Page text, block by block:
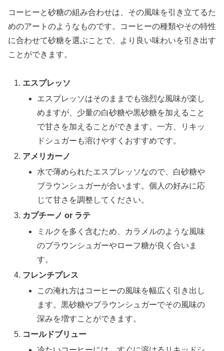
コーヒーと砂糖の組み合わせは、その風味を引き立てるた
めのアートのようなものです。コーヒーの種類やその特性
に合わせて砂糖を選ぶことで、より良い味わいを引き出す
ことができます。
エスプレッソ
エスプレッソはそのままでも強烈な風味が楽し
めますが、少量の白砂糖や黒砂糖を加えること
で甘さを加えることができます。一方、リキッ
ドシュガーも溶けやすくおすすめです。
アメリカーノ
水で薄められたエスプレッソなので、白砂糖や
ブラウンシュガーが合います。個人の好みに応
じて甘さを調整してください。
カプチーノ or ラテ
ミルクを多く含むため、カラメルのような風味
のブラウンシュガーやローフ糖が良く合いま
す。
フレンチプレス
この淹れ方はコーヒーの風味を幅広く引き出し
ます。黒砂糖やブラウンシュガーでその風味の
深みを増すことができます。
コールドブリュー